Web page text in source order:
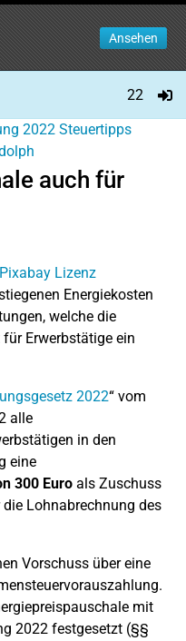
Ansehen
22
2022 Steuertipps
auch für
Pixabay Lizenz
Energiekosten
welche die
Erwerbstätige ein
2022“ vom
alle
in den
eine
300 Euro als Zuschuss
Lohnabrechnung des
Vorschuss über eine
mit
2022 festgesetzt (§§